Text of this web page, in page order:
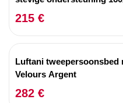
215 €
Luftani tweepersoonsbed
Velours Argent
282 €